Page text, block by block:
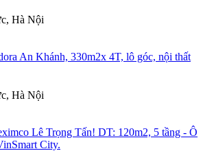
Hà Nội
An Khánh, 330m2x 4T, lô góc, nội thất
Hà Nội
Lê Trọng Tấn! DT: 120m2, 5 tầng - Ô
City.